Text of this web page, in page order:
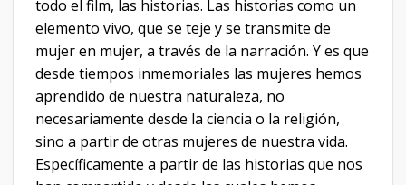
todo el film, las historias. Las historias como un
elemento vivo, que se teje y se transmite de
mujer en mujer, a través de la narración. Y es que
desde tiempos inmemoriales las mujeres hemos
aprendido de nuestra naturaleza, no
necesariamente desde la ciencia o la religión,
sino a partir de otras mujeres de nuestra vida.
Específicamente a partir de las historias que nos